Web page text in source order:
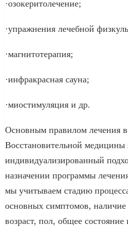
·озокеритолечение;
·упражнения лечебной
·магнитотерапия;
·инфракрасная сауна;
·миостимуляция и др.
Основным правилом лечения
Восстановительной медицины
индивидуализированный
назначении программы
мы учитываем стадию
основных симптомов,
возраст, пол, общее